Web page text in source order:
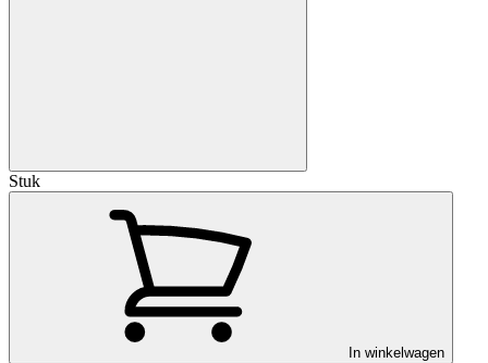
Stuk
In winkelwagen